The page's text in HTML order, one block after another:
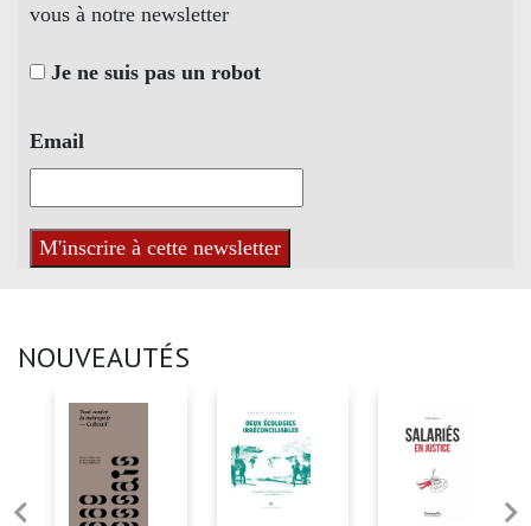
vous à notre newsletter
Je ne suis pas un robot
Email
NOUVEAUTÉS